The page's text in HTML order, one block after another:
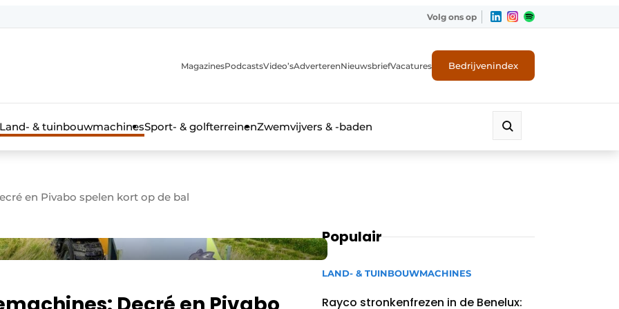
Volg ons op
MagazinesPodcastsVideo’sAdverterenNieuwsbriefVacatures Bedrijvenindex
Land- & tuinbouwmachinesSport- & golfterreinenZwemvijvers & -baden
en Pivabo spelen kort op de bal
Populair
LAND- & TUINBOUWMACHINES
Rayco stronkenfrezen in de Benelux: